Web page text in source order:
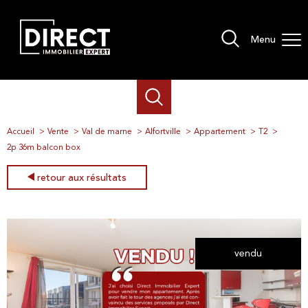
Menu
Accueil Vente Val de marne Alfortville Appartement
T2
2p 36m balcon box
retour aux résultats
vendu